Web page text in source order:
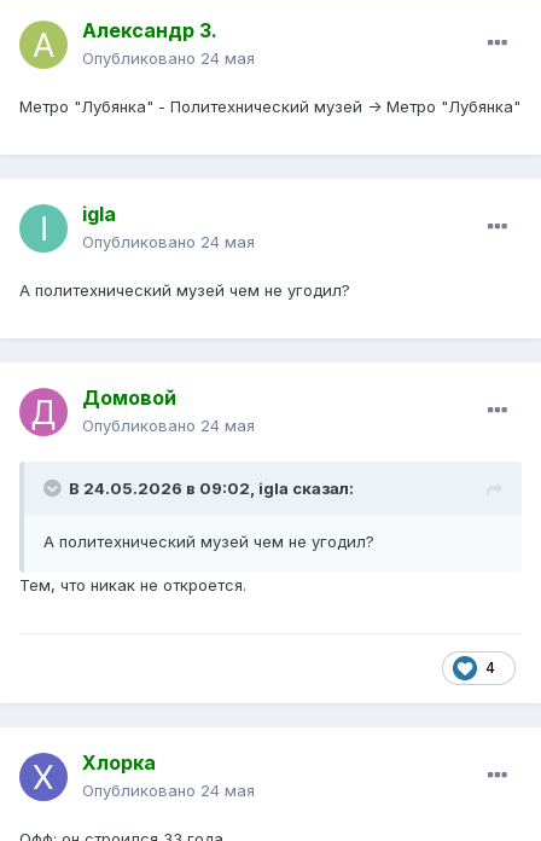
Александр З.
Опубликовано 24 мая
Метро "Лубянка" - Политехнический музей -> Метро "Лубянка"
igla
Опубликовано 24 мая
А политехнический музей чем не угодил?
Домовой
Опубликовано 24 мая
В 24.05.2026 в 09:02, igla сказал:
А политехнический музей чем не угодил?
Тем, что никак не откроется.
4
Хлорка
Опубликовано 24 мая